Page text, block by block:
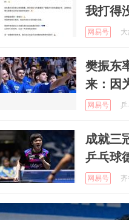
我打得
网易号
樊振东
来：因
网易号
成就三
乒乓球
网易号